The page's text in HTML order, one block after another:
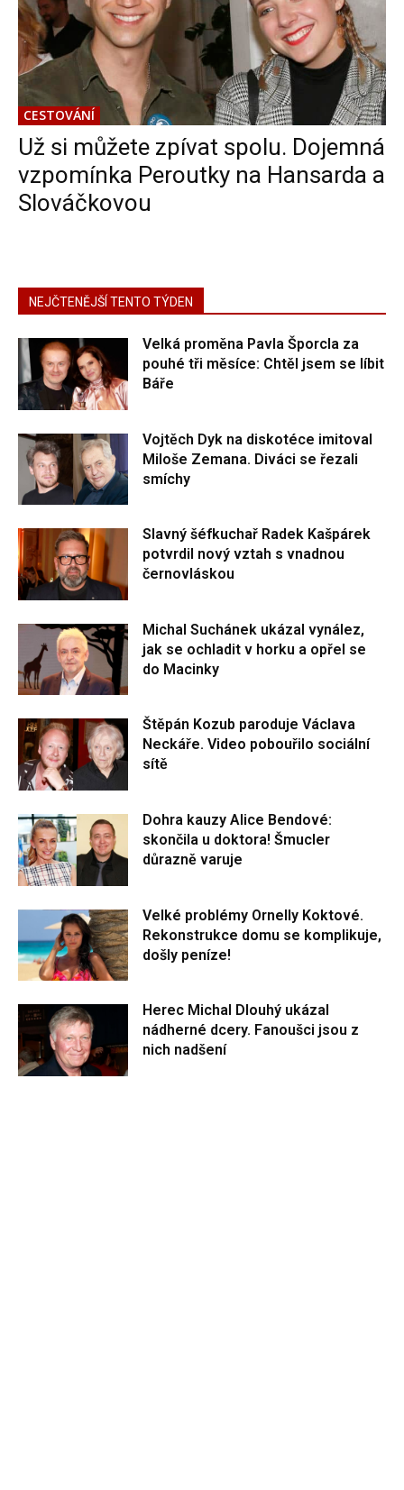
CESTOVÁNÍ
Už si můžete zpívat spolu. Dojemná
vzpomínka Peroutky na Hansarda a
Slováčkovou
NEJČTENĚJŠÍ TENTO TÝDEN
Velká proměna Pavla Šporcla za
pouhé tři měsíce: Chtěl jsem se líbit
Báře
Vojtěch Dyk na diskotéce imitoval
Miloše Zemana. Diváci se řezali
smíchy
Slavný šéfkuchař Radek Kašpárek
potvrdil nový vztah s vnadnou
černovláskou
Michal Suchánek ukázal vynález,
jak se ochladit v horku a opřel se
do Macinky
Štěpán Kozub paroduje Václava
Neckáře. Video pobouřilo sociální
sítě
Dohra kauzy Alice Bendové:
skončila u doktora! Šmucler
důrazně varuje
Velké problémy Ornelly Koktové.
Rekonstrukce domu se komplikuje,
došly peníze!
Herec Michal Dlouhý ukázal
nádherné dcery. Fanoušci jsou z
nich nadšení